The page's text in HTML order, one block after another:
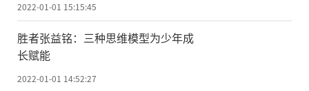
2022-01-01 15:15:45
胜者张益铭：三种思维模型为少年成
长赋能
2022-01-01 14:52:27